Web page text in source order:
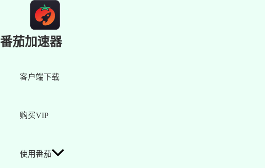
番茄加速器
客户端下载
购买VIP
使用番茄